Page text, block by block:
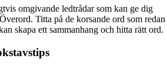
omgivande ledtrådar som kan ge dig
Titta på de korsande ord som redan
skapa ett sammanhang och hitta rätt ord.